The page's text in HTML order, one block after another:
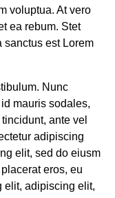
voluptua. At vero
ea rebum. Stet
sanctus est Lorem
Nunc
mauris sodales,
ante vel
adipiscing
elit, sed do eiusm
eros, eu
elit, adipiscing elit,